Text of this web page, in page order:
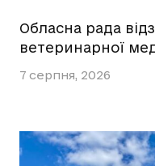
Обласна рада
ветеринарної
7 серпня, 2026